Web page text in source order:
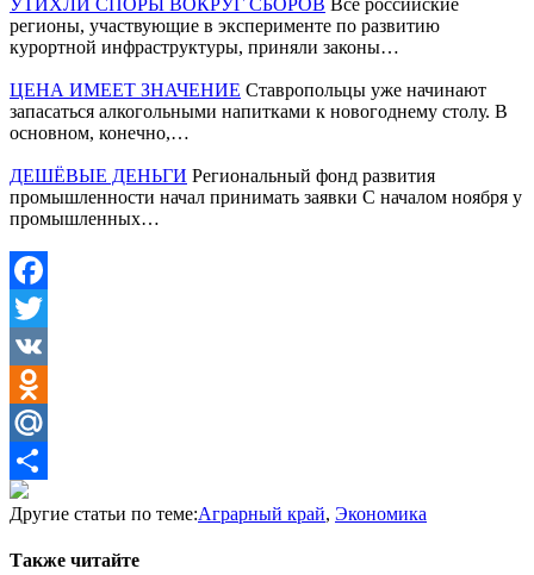
УТИХЛИ СПОРЫ ВОКРУГ СБОРОВ Все российские
регионы, участвующие в эксперименте по развитию
курортной инфраструктуры, приняли законы…
ЦЕНА ИМЕЕТ ЗНАЧЕНИЕ Ставропольцы уже начинают
запасаться алкогольными напитками к новогоднему столу. В
основном, конечно,…
ДЕШЁВЫЕ ДЕНЬГИ Региональный фонд развития
промышленности начал принимать заявки С началом ноября у
промышленных…
Facebook
Twitter
VK
Odnoklassniki
Mail.Ru
Отправить
Другие статьи по теме:Аграрный край, Экономика
Также читайте